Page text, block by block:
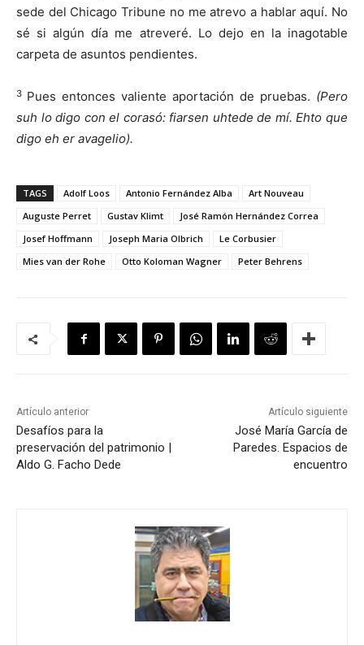
sede del Chicago Tribune no me atrevo a hablar aquí. No
sé si algún día me atreveré. Lo dejo en la inagotable
carpeta de asuntos pendientes.
3 Pues entonces valiente aportación de pruebas. (Pero
suh lo digo con el corasó: fiarsen uhtede de mí. Ehto que
digo eh er avagelio).
TAGS Adolf Loos Antonio Fernández Alba
Art Nouveau
Auguste Perret
Gustav Klimt
José Ramón Hernández Correa
Josef Hoffmann
Joseph Maria Olbrich
Le Corbusier
Mies van der Rohe
Otto Koloman Wagner Peter Behrens
Artículo anterior
Desafíos para la
preservación del patrimonio |
Aldo G. Facho Dede
Artículo siguiente
José María García de
Paredes. Espacios de
encuentro